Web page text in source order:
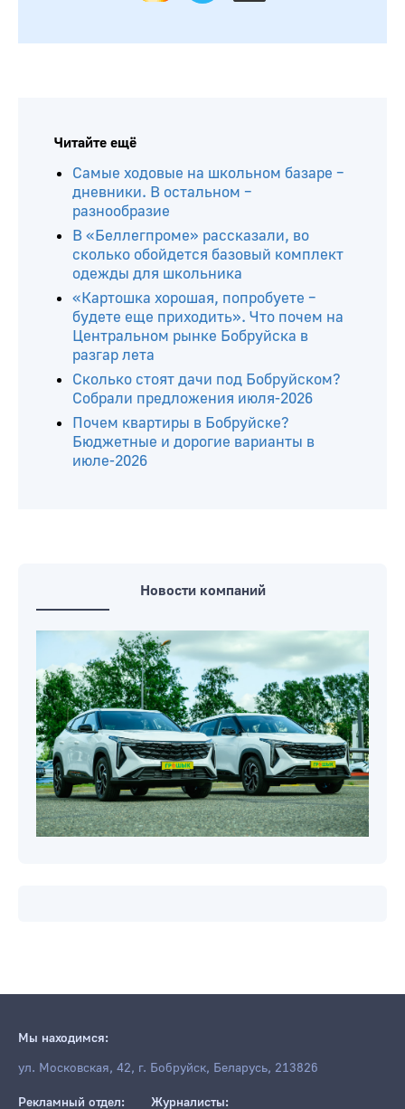
Самые ходовые на школьном базаре –
дневники. В остальном –
разнообразие
В «Беллегпроме» рассказали, во
сколько обойдется базовый комплект
одежды для школьника
«Картошка хорошая, попробуете –
будете еще приходить». Что почем на
Центральном рынке Бобруйска в
разгар лета
Сколько стоят дачи под Бобруйском?
Собрали предложения июля-2026
Почем квартиры в Бобруйске?
Бюджетные и дорогие варианты в